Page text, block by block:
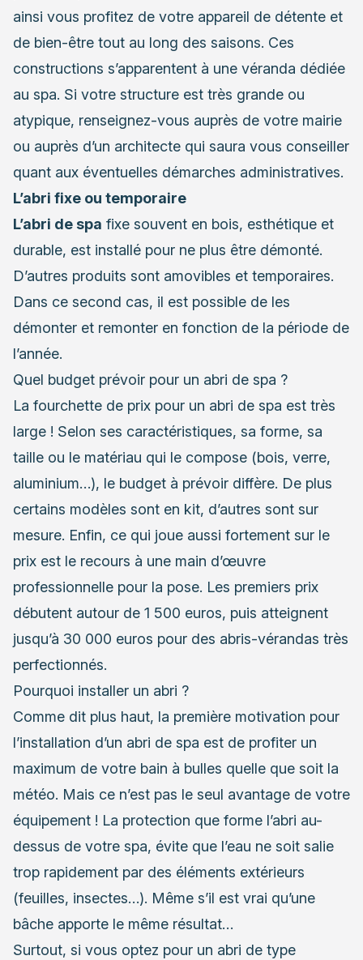
ainsi vous profitez de votre appareil de détente et
de bien-être tout au long des saisons. Ces
constructions s’apparentent à une véranda dédiée
au spa. Si votre structure est très grande ou
atypique, renseignez-vous auprès de votre mairie
ou auprès d’un architecte qui saura vous conseiller
quant aux éventuelles démarches administratives.
L’abri fixe ou temporaire
L’abri de spa fixe souvent en bois, esthétique et
durable, est installé pour ne plus être démonté.
D’autres produits sont amovibles et temporaires.
Dans ce second cas, il est possible de les
démonter et remonter en fonction de la période de
l’année.
Quel budget prévoir pour un abri de spa ?
La fourchette de prix pour un abri de spa est très
large ! Selon ses caractéristiques, sa forme, sa
taille ou le matériau qui le compose (bois, verre,
aluminium…), le budget à prévoir diffère. De plus
certains modèles sont en kit, d’autres sont sur
mesure. Enfin, ce qui joue aussi fortement sur le
prix est le recours à une main d’œuvre
professionnelle pour la pose. Les premiers prix
débutent autour de 1 500 euros, puis atteignent
jusqu’à 30 000 euros pour des abris-vérandas très
perfectionnés.
Pourquoi installer un abri ?
Comme dit plus haut, la première motivation pour
l’installation d’un abri de spa est de profiter un
maximum de votre bain à bulles quelle que soit la
météo. Mais ce n’est pas le seul avantage de votre
équipement ! La protection que forme l’abri au-
dessus de votre spa, évite que l’eau ne soit salie
trop rapidement par des éléments extérieurs
(feuilles, insectes…). Même s’il est vrai qu’une
bâche apporte le même résultat…
Surtout, si vous optez pour un abri de type